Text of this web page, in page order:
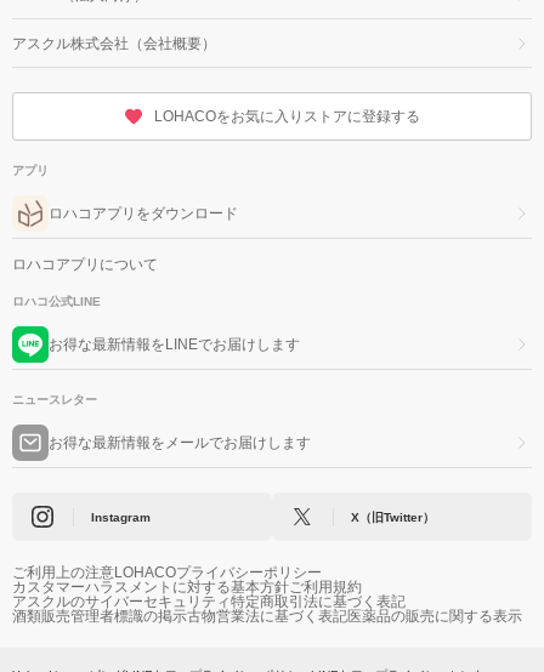
アスクル株式会社（会社概要）
LOHACOをお気に入りストアに登録する
アプリ
ロハコアプリをダウンロード
ロハコアプリについて
ロハコ公式LINE
お得な最新情報をLINEでお届けします
ニュースレター
お得な最新情報をメールでお届けします
Instagram X（旧Twitter）
ご利用上の注意LOHACOプライバシーポリシー
カスタマーハラスメントに対する基本方針ご利用規約
アスクルのサイバーセキュリティ特定商取引法に基づく表記
酒類販売管理者標識の掲示古物営業法に基づく表記医薬品の販売に関する表示